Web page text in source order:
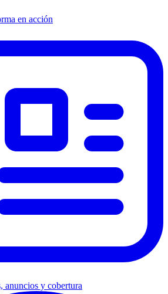
en acción
anuncios y cobertura